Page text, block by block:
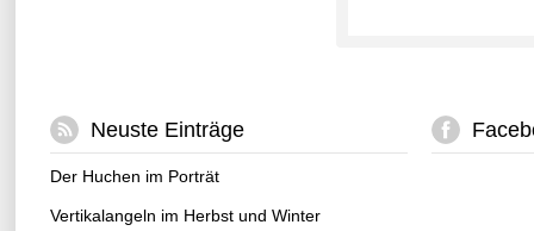
Neuste Einträge
Der Huchen im Porträt
Vertikalangeln im Herbst und Winter